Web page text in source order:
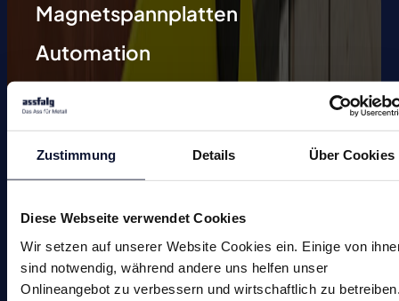
Zustimmung Details Über Cookies
Diese Webseite verwendet Cookies
Wir setzen auf unserer Website Cookies ein. Einige von
sind notwendig, während andere uns helfen unser
Onlineangebot zu verbessern und wirtschaftlich zu
Magnetspannplatten
Automation
Magnetische Schweißhilfen
Entmagnetisieren
Magnetische Werkzeuge
Kleinmagnete
Sonderlösungen